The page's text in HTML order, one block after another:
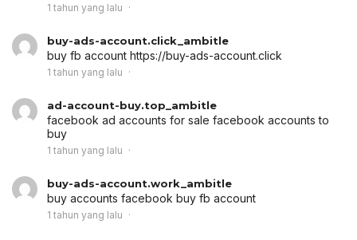
1 tahun yang lalu
buy-ads-account.click_ambitle
buy fb account https://buy-ads-account.click
1 tahun yang lalu
ad-account-buy.top_ambitle
facebook ad accounts for sale facebook accounts to
buy
1 tahun yang lalu
buy-ads-account.work_ambitle
buy accounts facebook buy fb account
1 tahun yang lalu